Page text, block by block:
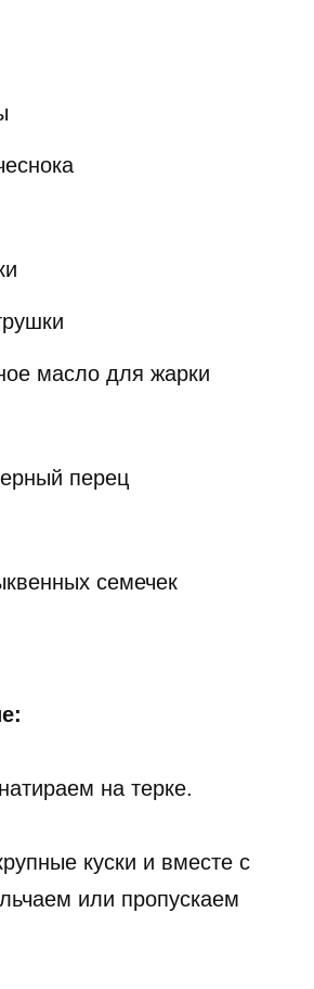
масло для жарки
перец
семечек
на терке.
куски и вместе с
или пропускаем